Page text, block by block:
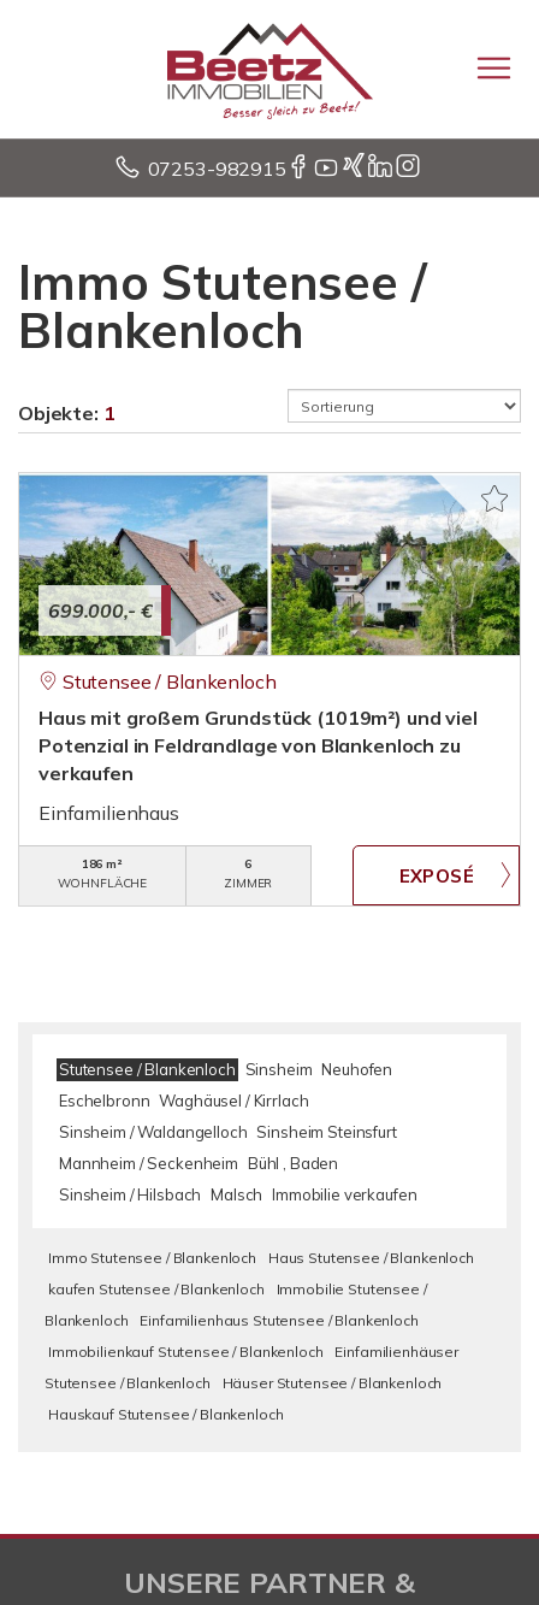
07253-982915
Immo Stutensee /
Blankenloch
Objekte: 1
699.000,- €
Stutensee / Blankenloch
Haus mit großem Grundstück (1019m²) und viel
Potenzial in Feldrandlage von Blankenloch zu
verkaufen
Einfamilienhaus
186 m²
WOHNFLÄCHE
6
ZIMMER
Stutensee / Blankenloch Sinsheim Neuhofen
Eschelbronn Waghäusel / Kirrlach
Sinsheim / Waldangelloch Sinsheim Steinsfurt
Mannheim / Seckenheim Bühl , Baden
Sinsheim / Hilsbach Malsch Immobilie verkaufen
Immo Stutensee / Blankenloch
Haus Stutensee / Blankenloch
kaufen Stutensee / Blankenloch
Immobilie Stutensee /
Blankenloch
Einfamilienhaus Stutensee / Blankenloch
Immobilienkauf Stutensee / Blankenloch
Einfamilienhäuser
Stutensee / Blankenloch
Häuser Stutensee / Blankenloch
Hauskauf Stutensee / Blankenloch
UNSERE PARTNER &